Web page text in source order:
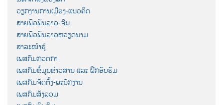
ວຽກງານການເມືອງ-ແນວຄິດ
ສາຍພົວພັນລາວ-ຈີນ
ສາຍພົວພັນລາວຫວຽດນາມ
ສາລະໜ້າຮູ້
ເພສກົມກວດກາ
ເພສກົມຂໍ້ມູນຂ່າວສານ ແລະ ຝຶກອົບຮົມ
ເພສກົມຈັດຕັ້ງ-ພະນັກງານ
ເພສກົມສັງລວມ